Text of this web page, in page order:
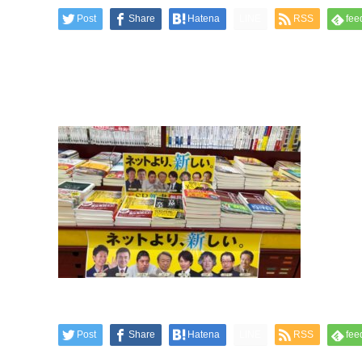
Post Share Hatena RSS
Post Share Hatena RSS